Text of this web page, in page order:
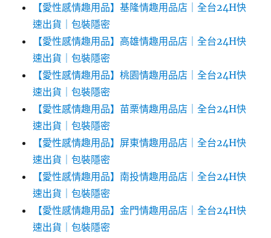
【愛性感情趣用品】基隆情趣用品店｜全台24H快
速出貨｜包裝隱密
【愛性感情趣用品】高雄情趣用品店｜全台24H快
速出貨｜包裝隱密
【愛性感情趣用品】桃園情趣用品店｜全台24H快
速出貨｜包裝隱密
【愛性感情趣用品】苗栗情趣用品店｜全台24H快
速出貨｜包裝隱密
【愛性感情趣用品】屏東情趣用品店｜全台24H快
速出貨｜包裝隱密
【愛性感情趣用品】南投情趣用品店｜全台24H快
速出貨｜包裝隱密
【愛性感情趣用品】金門情趣用品店｜全台24H快
速出貨｜包裝隱密